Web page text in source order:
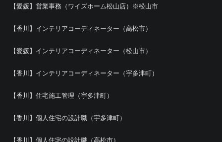
【愛媛】営業事務（ワイズホーム松山店）※松山市
【香川】インテリアコーディネーター（高松市）
【愛媛】インテリアコーディネーター（松山市）
【香川】インテリアコーディネーター（宇多津町）
【香川】住宅施工管理（宇多津町）
【香川】個人住宅の設計職（宇多津町）
【香川】個人住宅の設計職（高松市）